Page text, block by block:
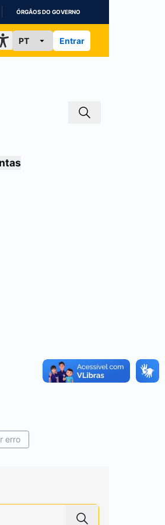
ÓRGÃOS DO GOVERNO
Entrar
erro